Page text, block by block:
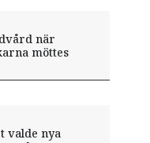
när
möttes
valde nya